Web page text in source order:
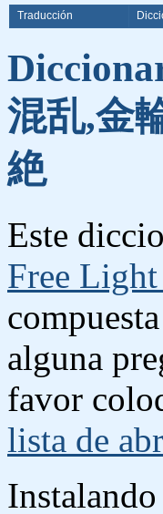
Traducción
混乱,金
絶
Este
Free
alguna
favor
lista de